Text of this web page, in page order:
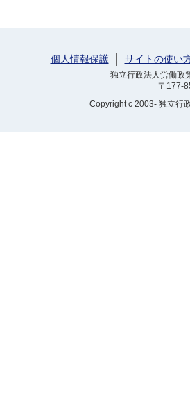
個人情報保護 サイトの使い
独立行政法人労働
〒177-
Copyright c 2003- 独立行